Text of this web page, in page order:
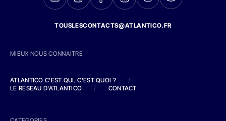
TOUSLESCONTACTS@ATLANTICO.FR
MIEUX NOUS CONNAITRE
ATLANTICO C'EST QUI, C'EST QUOI ?
/
LE RESEAU D'ATLANTICO
/ CONTACT